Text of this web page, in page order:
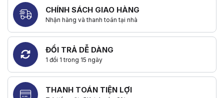
CHÍNH SÁCH GIAO HÀNG
Nhận hàng và thanh toán tại nhà
ĐỔI TRẢ DỄ DÀNG
1 đổi 1 trong 15 ngày
THANH TOÁN TIỆN LỢI